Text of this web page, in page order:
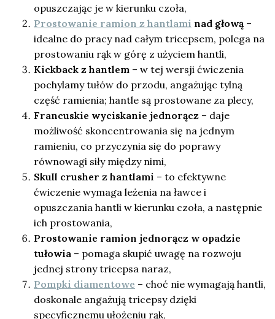
opuszczając je w kierunku czoła,
Prostowanie ramion z hantlami nad głową –
idealne do pracy nad całym tricepsem, polega na
prostowaniu rąk w górę z użyciem hantli,
Kickback z hantlem – w tej wersji ćwiczenia
pochylamy tułów do przodu, angażując tylną
część ramienia; hantle są prostowane za plecy,
Francuskie wyciskanie jednorącz – daje
możliwość skoncentrowania się na jednym
ramieniu, co przyczynia się do poprawy
równowagi siły między nimi,
Skull crusher z hantlami – to efektywne
ćwiczenie wymaga leżenia na ławce i
opuszczania hantli w kierunku czoła, a następnie
ich prostowania,
Prostowanie ramion jednorącz w opadzie
tułowia – pomaga skupić uwagę na rozwoju
jednej strony tricepsa naraz,
Pompki diamentowe – choć nie wymagają hantli,
doskonale angażują tricepsy dzięki
specyficznemu ułożeniu rąk,